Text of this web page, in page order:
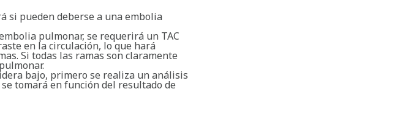
si pueden deberse a una embolia
pulmonar, se requerirá un TAC
en la circulación, lo que hará
Si todas las ramas son claramente
bajo, primero se realiza un análisis
tomará en función del resultado de